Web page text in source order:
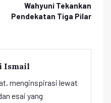
Wahyuni Tekankan
Pendekatan Tiga Pilar
Ismail
menginspirasi lewat
esai yang